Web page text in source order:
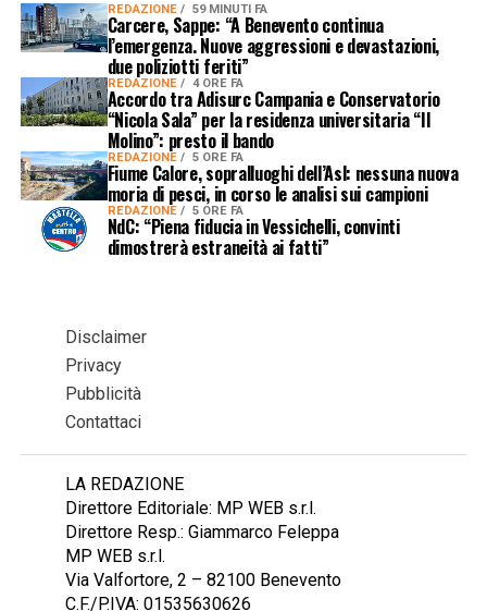
REDAZIONE 59 MINUTI FA
Carcere, Sappe: “A Benevento continua
l’emergenza. Nuove aggressioni e devastazioni,
due poliziotti feriti”
REDAZIONE 4 ORE FA
Accordo tra Adisurc Campania e Conservatorio
“Nicola Sala” per la residenza universitaria “Il
Molino”: presto il bando
REDAZIONE 5 ORE FA
Fiume Calore, sopralluoghi dell’Asl: nessuna nuova
moria di pesci, in corso le analisi sui campioni
REDAZIONE 5 ORE FA
NdC: “Piena fiducia in Vessichelli, convinti
dimostrerà estraneità ai fatti”
Disclaimer
Privacy
Pubblicità
Contattaci
LA REDAZIONE
Direttore Editoriale: MP WEB s.r.l.
Direttore Resp.: Giammarco Feleppa
MP WEB s.r.l.
Via Valfortore, 2 – 82100 Benevento
C.F./P.IVA: 01535630626